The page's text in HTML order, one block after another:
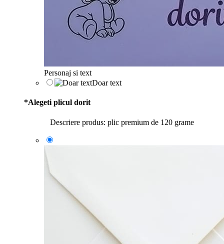
Personaj si text
Doar text
*Alegeti plicul dorit
Descriere produs: plic premium de 120 grame